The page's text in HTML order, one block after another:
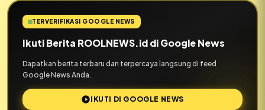
TERVERIFIKASI GOOGLE NEWS
Ikuti Berita ROOLNEWS.id di Google News
Dapatkan berita terbaru dan terpercaya langsung di feed
Google News Anda.
IKUTI DI GOOGLE NEWS